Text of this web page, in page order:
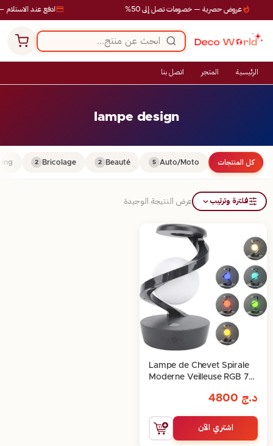
ادفع عند الاستلام عروض حصرية — خصومات تصل إلى 50%
الرئيسية المتجر اتصل بنا
lampe design
كل المنتجات Auto/Moto
5
Beauté
2
Bricolage
2
فلترة وترتيب عرض النتيجة الوحيدة
Lampe de Chevet Spirale
Moderne Veilleuse RGB 7
د.ج
اشتري الآن